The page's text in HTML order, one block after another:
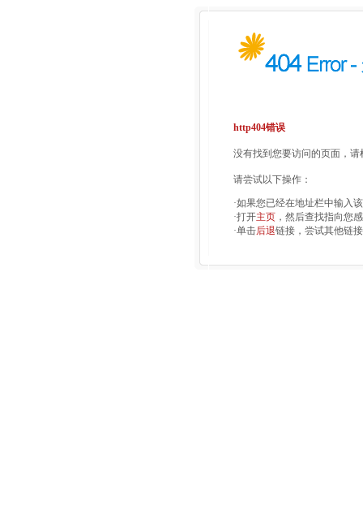
http404错误
没有找到您要访问的页面，
请尝试以下操作：
·如果您已经在地址栏中输入
·打开主页 ，然后查找指向您
·单击后退链接，尝试其他链